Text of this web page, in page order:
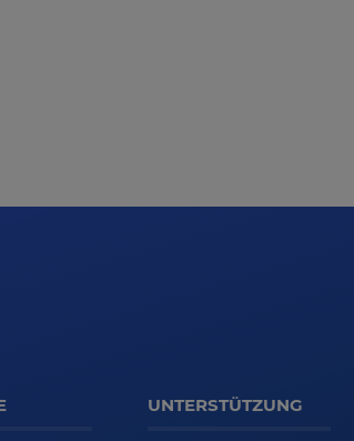
UNTERSTÜTZUNG